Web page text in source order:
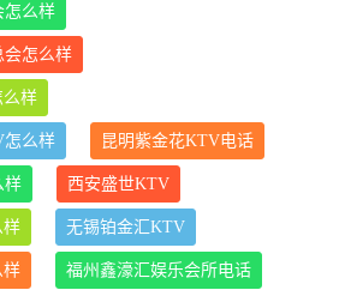
怎么样
会怎么样
么样
怎么样 昆明紫金花KTV电话
样 西安盛世KTV
样 无锡铂金汇KTV
样 福州鑫濠汇娱乐会所电话